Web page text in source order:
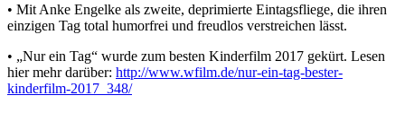
• Mit Anke Engelke als zweite, deprimierte Eintagsfliege, die ihren
einzigen Tag total humorfrei und freudlos verstreichen lässt.
• „Nur ein Tag“ wurde zum besten Kinderfilm 2017 gekürt. Lesen
hier mehr darüber: http://www.wfilm.de/nur-ein-tag-bester-
kinderfilm-2017_348/